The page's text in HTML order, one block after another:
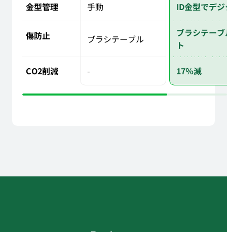
金型管理 手動 ID金型でデ
傷防止 ブラシテーブル
ブラシテー
ト
CO2削減 - 17％減